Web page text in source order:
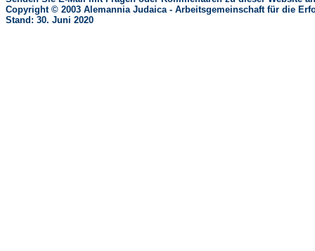
Copyright © 2003 Alemannia Judaica - Arbeitsgemeinschaft für die
Stand: 30. Juni 2020